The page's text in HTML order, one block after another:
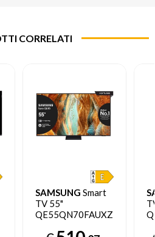
CORRELATI
SAMSUNG Smart
TV 55"
QE55QN70FAUXZT